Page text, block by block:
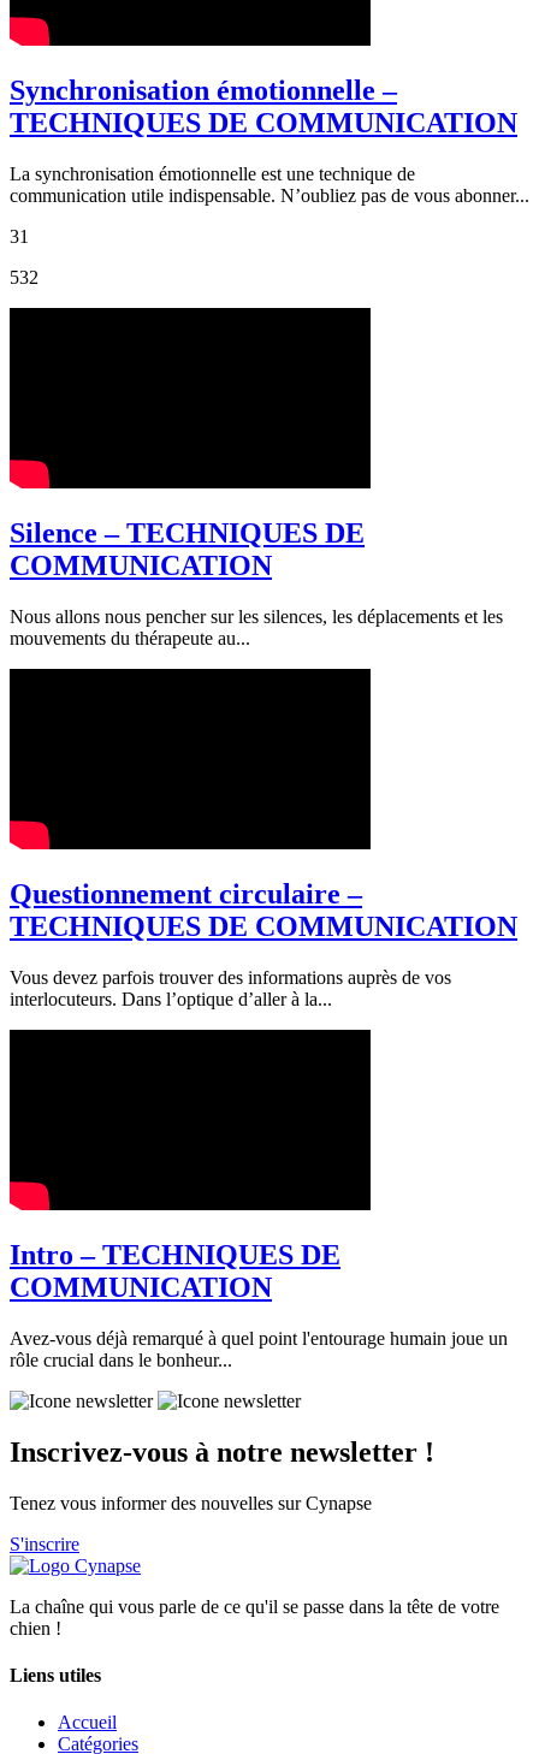
Synchronisation émotionnelle –
TECHNIQUES DE COMMUNICATION
La synchronisation émotionnelle est une technique de
communication utile indispensable. N’oubliez pas de vous abonner...
31
532
Silence – TECHNIQUES DE
COMMUNICATION
Nous allons nous pencher sur les silences, les déplacements et les
mouvements du thérapeute au...
Questionnement circulaire –
TECHNIQUES DE COMMUNICATION
Vous devez parfois trouver des informations auprès de vos
interlocuteurs. Dans l’optique d’aller à la...
Intro – TECHNIQUES DE
COMMUNICATION
Avez-vous déjà remarqué à quel point l'entourage humain joue un
rôle crucial dans le bonheur...
Inscrivez-vous à notre newsletter !
Tenez vous informer des nouvelles sur Cynapse
S'inscrire
La chaîne qui vous parle de ce qu'il se passe dans la tête de votre
chien !
Liens utiles
Accueil
Catégories